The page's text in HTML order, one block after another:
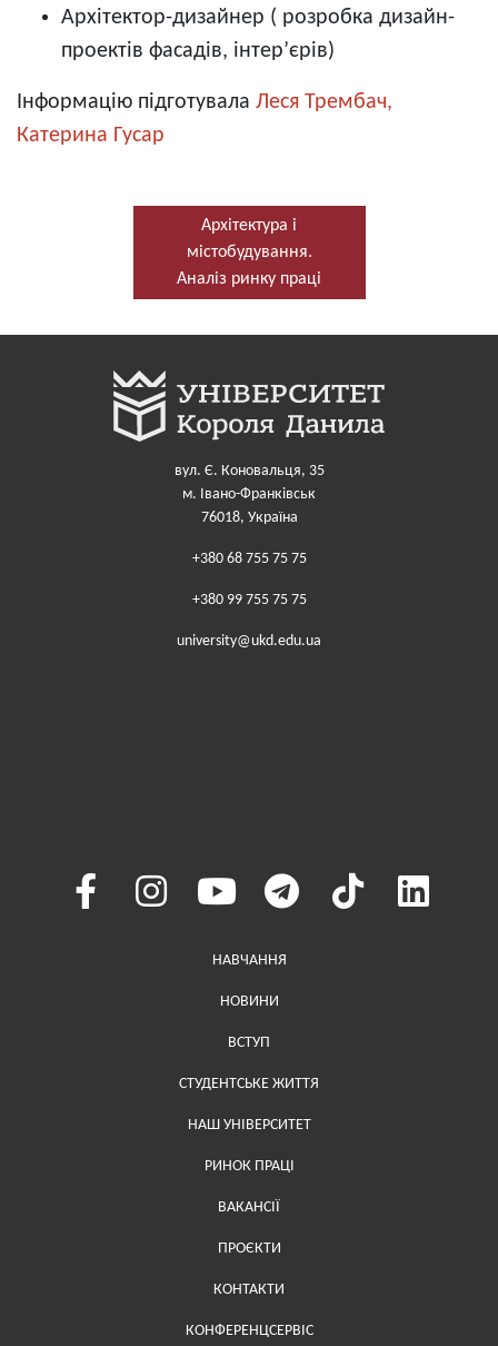
Архітектор-дизайнер ( розробка дизайн-
проектів фасадів, інтер’єрів)
Інформацію підготувала Леся Трембач,
Катерина Гусар
Архітектура і
містобудування.
Аналіз ринку праці
вул. Є. Коновальця, 35
м. Івано-Франківськ
76018, Україна
+380 68 755 75 75
+380 99 755 75 75
university@ukd.edu.ua
Меню у хедері
НАВЧАННЯ
НОВИНИ
ВСТУП
СТУДЕНТСЬКЕ ЖИТТЯ
НАШ УНІВЕРСИТЕТ
РИНОК ПРАЦІ
ВАКАНСІЇ
ПРОЄКТИ
Меню у футері (додаткове)
КОНТАКТИ
КОНФЕРЕНЦСЕРВІС